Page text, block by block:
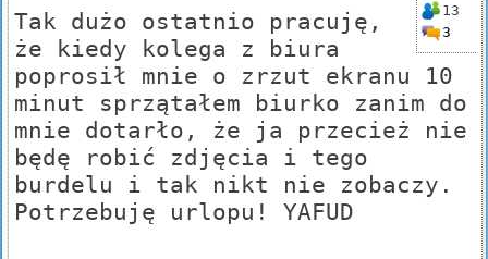
13
3
Tak dużo ostatnio pracuję,
że kiedy kolega z biura
poprosił mnie o zrzut ekranu 10
minut sprzątałem biurko zanim do
mnie dotarło, że ja przecież nie
będę robić zdjęcia i tego
burdelu i tak nikt nie zobaczy.
Potrzebuję urlopu! YAFUD